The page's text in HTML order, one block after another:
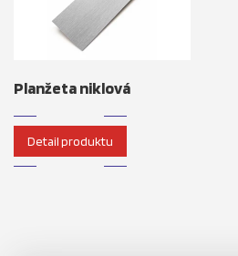
Planžeta niklová
Detail produktu